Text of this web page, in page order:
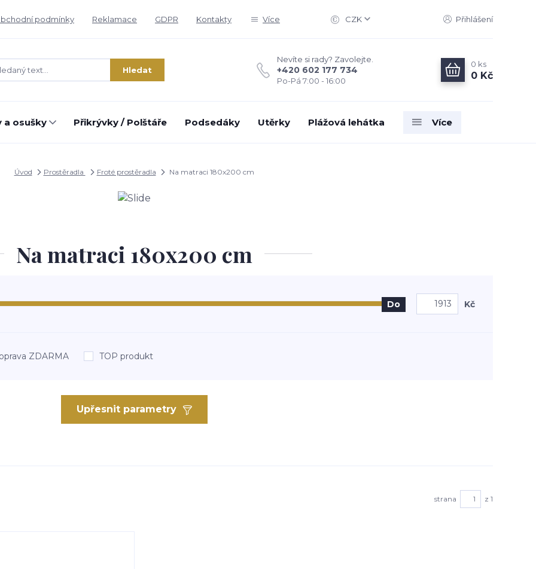
podmínky Reklamace GDPR Kontakty Více CZK Přihlášení
Hledat
Nevíte si rady? Zavolejte.
+420 602 177 734
Po-Pá 7:00 - 16:00
0 ks
0 Kč
a osušky Přikrývky / Polštáře Podsedáky Utěrky Plážová lehátka Více
Úvod Prostěradla Froté prostěradla Na matraci 180x200 cm
Na matraci 180x200 cm
Upřesnit parametry
Do Kč
ZDARMA TOP produkt
strana z 1